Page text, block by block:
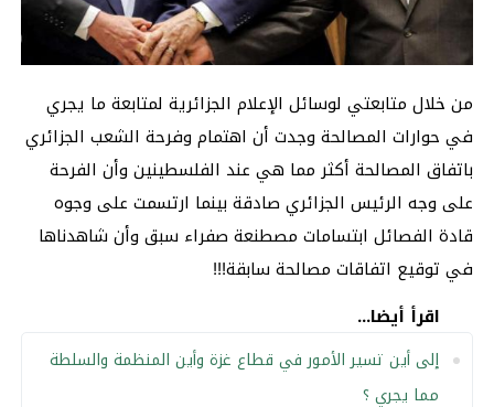
من خلال متابعتي لوسائل الإعلام الجزائرية لمتابعة ما يجري
في حوارات المصالحة وجدت أن اهتمام وفرحة الشعب الجزائري
باتفاق المصالحة أكثر مما هي عند الفلسطينين وأن الفرحة
على وجه الرئيس الجزائري صادقة بينما ارتسمت على وجوه
قادة الفصائل ابتسامات مصطنعة صفراء سبق وأن شاهدناها
في توقيع اتفاقات مصالحة سابقة!!!
اقرأ أيضا...
إلى أين تسير الأمور في قطاع غزة وأين المنظمة والسلطة
مما يجري ؟